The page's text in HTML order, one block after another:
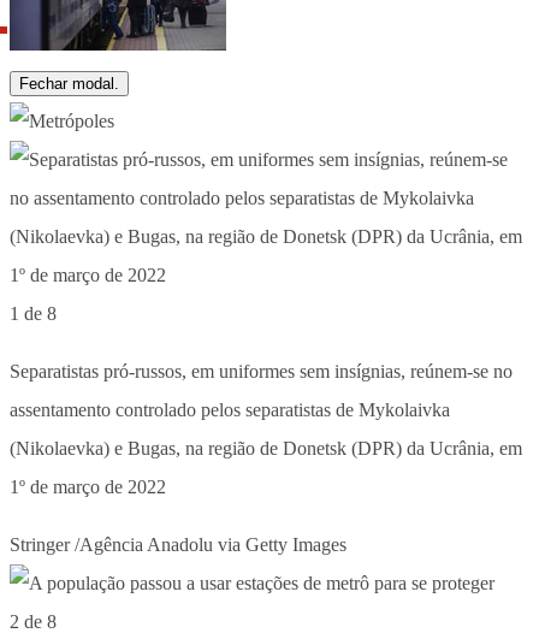
Fechar modal.
1 de 8
Separatistas pró-russos, em uniformes sem insígnias, reúnem-se no
assentamento controlado pelos separatistas de Mykolaivka
(Nikolaevka) e Bugas, na região de Donetsk (DPR) da Ucrânia, em
1º de março de 2022
Stringer /Agência Anadolu via Getty Images
2 de 8